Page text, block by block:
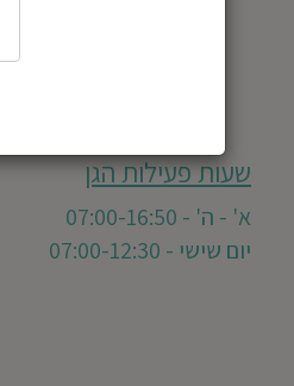
שעות פעילות הגן
א' - ה' - 07:00-16:50
יום שישי - 07:00-12:30